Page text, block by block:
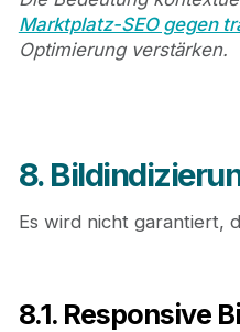
Marktplatz-SEO gegen
Optimierung verstärken.
8.
Es wird nicht garantiert,
8.1. Responsive